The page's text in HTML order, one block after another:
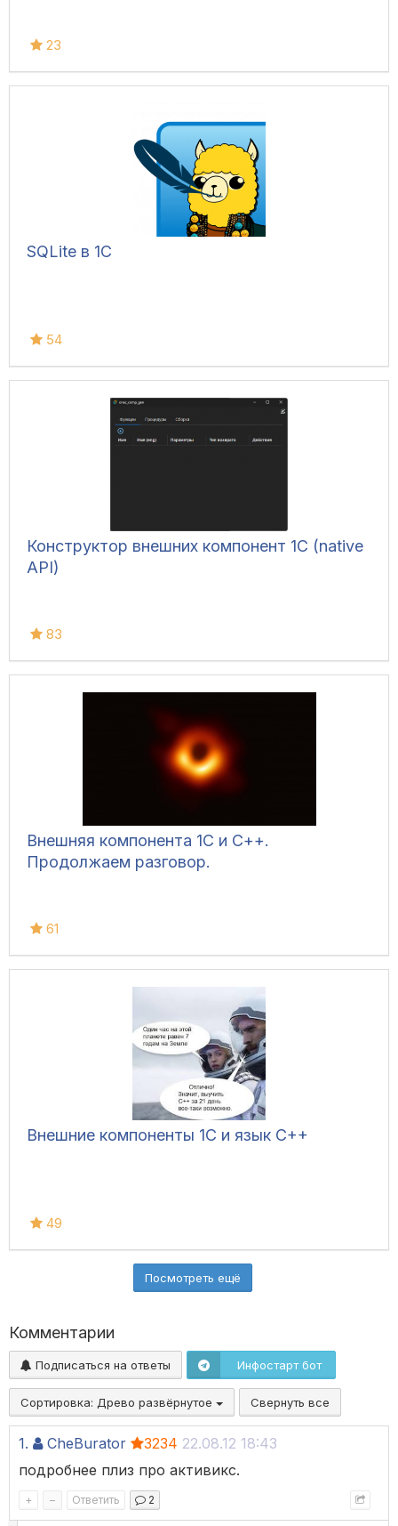
23
SQLite в 1С
54
Конструктор внешних компонент 1C (native
API)
83
Внешняя компонента 1С и С++.
Продолжаем разговор.
61
Внешние компоненты 1С и язык C++
49
Посмотреть ещё
Комментарии
Подписаться на ответы Инфостарт бот
Сортировка: Древо развёрнутое Свернуть все
1. CheBurator 3234 22.08.12 18:43
подробнее плиз про активикс.
+ – Ответить 2